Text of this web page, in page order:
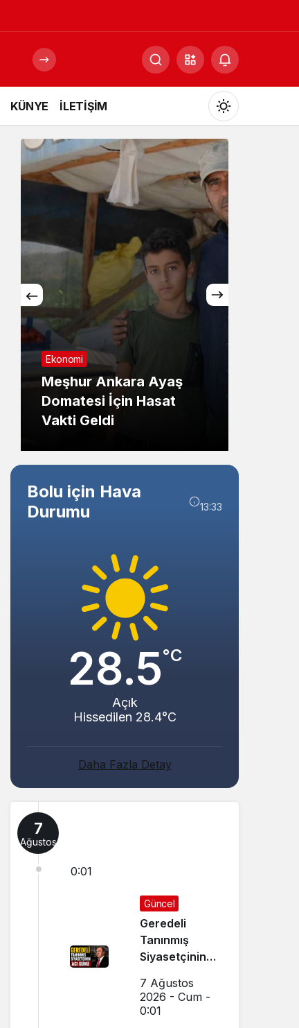
KÜNYE İLETİŞİM
Mod
değiştir
Gündüz Modu
Gece Modu
Gece modunu seçin.
Sistem Modu
Sistem modunu seçin.
Ekonomi
Meşhur Ankara Ayaş
Domatesi İçin Hasat
Vakti Geldi
Bolu için Hava
Durumu
13:33
28.5°C
Açık
Hissedilen 28.4°C
Daha Fazla Detay
7
Ağustos
0:01
Güncel
Geredeli
Tanınmış
Siyasetçinin
7 Ağustos
2026 - Cum -
0:01